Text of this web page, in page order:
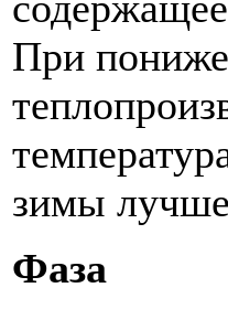
При
зимы лучше
Фаза